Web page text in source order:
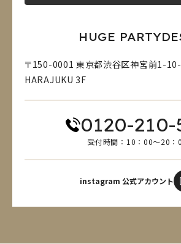
HUGE
〒150-0001 東京都渋谷区神宮前1-
HARAJUKU 3F
0120-210-
受付時間：10：00～20：
instagram 公式アカウント